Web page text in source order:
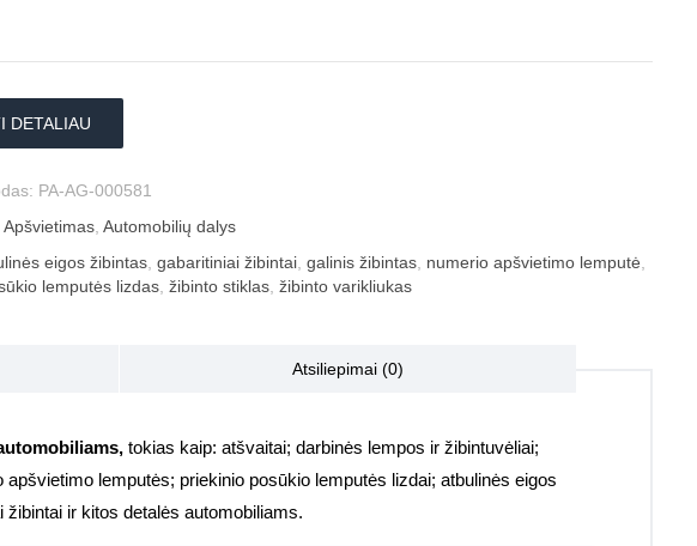
DETALIAU
PA-AG-000581
Apšvietimas Automobilių dalys
eigos žibintas gabaritiniai žibintai galinis žibintas numerio apšvietimo lemputė
lemputės lizdas žibinto stiklas žibinto varikliukas
Atsiliepimai (0)
tokias kaip: atšvaitai; darbinės lempos ir žibintuvėliai;
lemputės; priekinio posūkio lemputės lizdai; atbulinės eigos
žibintai ir kitos detalės automobiliams.